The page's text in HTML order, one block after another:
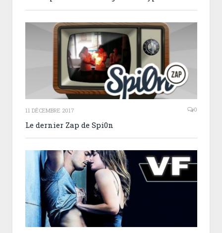
11 DÉCEMBRE 2017 0
Le dernier Zap de Spi0n